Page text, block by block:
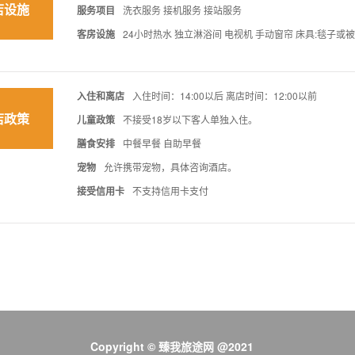
设施 服务项目 洗衣服务 接机服务 接站服务
客房设施 24小时热水 独立淋浴间 电视机 手动窗帘 床具:毯子或
政策
入住和离店 入住时间：14:00以后 离店时间：12:00以前
儿童政策 不接受18岁以下客人单独入住。
膳食安排 中餐早餐 自助早餐
宠物 允许携带宠物，具体咨询酒店。
接受信用卡 不支持信用卡支付
Copyright © 臻我旅途网 @2021